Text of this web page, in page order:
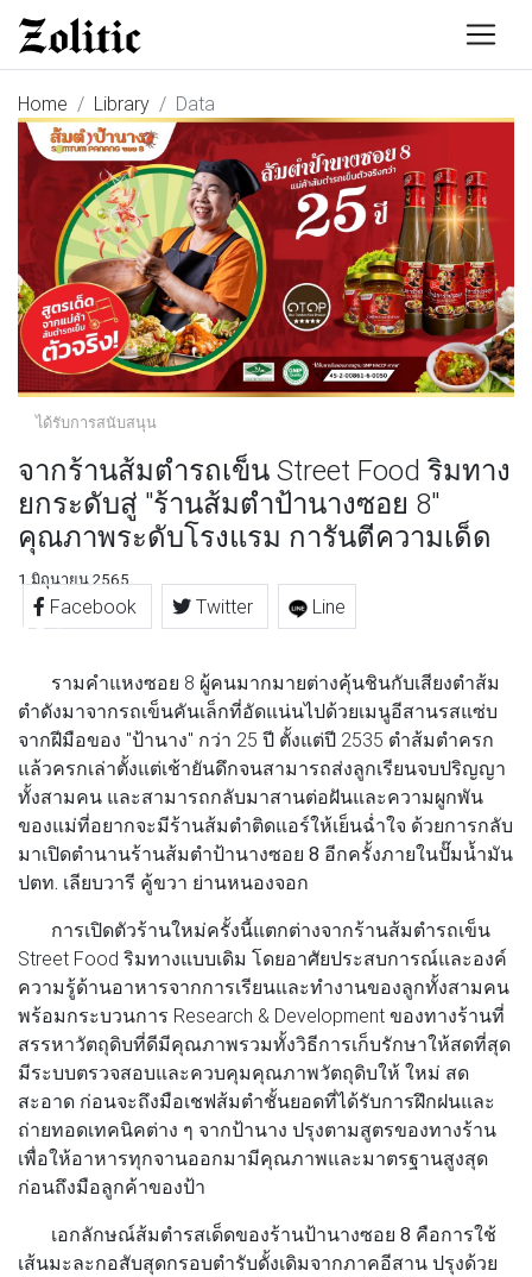
Home Library Data
ได้รับการสนับสนุน
จากร้านส้มตำรถเข็น Street Food ริมทาง
ยกระดับสู่ "ร้านส้มตำป้านางซอย 8"
คุณภาพระดับโรงแรม การันตีความเด็ด
1 มิถุนายน 2565
Facebook Twitter Line
รามคำแหงซอย 8 ผู้คนมากมายต่างคุ้นชินกับเสียงตำส้ม
ตำดังมาจากรถเข็นคันเล็กที่อัดแน่นไปด้วยเมนูอีสานรสแซ่บ
จากฝีมือของ "ป้านาง" กว่า 25 ปี ตั้งแต่ปี 2535 ตำส้มตำครก
แล้วครกเล่าตั้งแต่เช้ายันดึกจนสามารถส่งลูกเรียนจบปริญญา
ทั้งสามคน และสามารถกลับมาสานต่อฝันและความผูกพัน
ของแม่ที่อยากจะมีร้านส้มตำติดแอร์ให้เย็นฉ่ำใจ ด้วยการกลับ
มาเปิดตำนานร้านส้มตำป้านางซอย 8 อีกครั้งภายในปั๊มน้ำมัน
ปตท. เลียบวารี คู้ขวา ย่านหนองจอก
การเปิดตัวร้านใหม่ครั้งนี้แตกต่างจากร้านส้มตำรถเข็น
Street Food ริมทางแบบเดิม โดยอาศัยประสบการณ์และองค์
ความรู้ด้านอาหารจากการเรียนและทำงานของลูกทั้งสามคน
พร้อมกระบวนการ Research & Development ของทางร้านที่
สรรหาวัตถุดิบที่ดีมีคุณภาพรวมทั้งวิธีการเก็บรักษาให้สดที่สุด
มีระบบตรวจสอบและควบคุมคุณภาพวัตถุดิบให้ ใหม่ สด
สะอาด ก่อนจะถึงมือเชฟส้มตำชั้นยอดที่ได้รับการฝึกฝนและ
ถ่ายทอดเทคนิคต่าง ๆ จากป้านาง ปรุงตามสูตรของทางร้าน
เพื่อให้อาหารทุกจานออกมามีคุณภาพและมาตรฐานสูงสุด
ก่อนถึงมือลูกค้าของป้า
เอกลักษณ์ส้มตำรสเด็ดของร้านป้านางซอย 8 คือการใช้
เส้นมะละกอสับสุดกรอบตำรับดั้งเดิมจากภาคอีสาน ปรุงด้วย